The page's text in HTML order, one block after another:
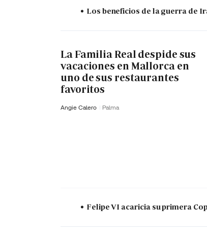
Los beneficios de la guerra de
La Familia Real despide sus
vacaciones en Mallorca en
uno de sus restaurantes
favoritos
Angie Calero Palma
Felipe VI acaricia su primera